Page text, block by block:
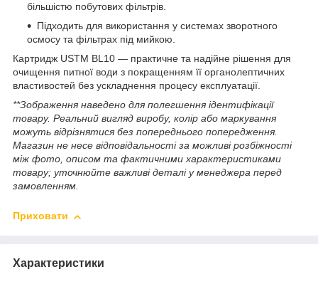
більшістю побутових фільтрів.
Підходить для використання у системах зворотного
осмосу та фільтрах під мийкою.
Картридж USTM BL10 — практичне та надійне рішення для
очищення питної води з покращенням її органолептичних
властивостей без ускладнення процесу експлуатації.
**Зображення наведено для полегшення ідентифікації
товару. Реальний вигляд виробу, колір або маркування
можуть відрізнятися без попереднього попередження.
Магазин не несе відповідальності за можливі розбіжності
між фото, описом та фактичними характеристиками
товару; уточнюйте важливі деталі у менеджера перед
замовленням.
Приховати
Характеристики